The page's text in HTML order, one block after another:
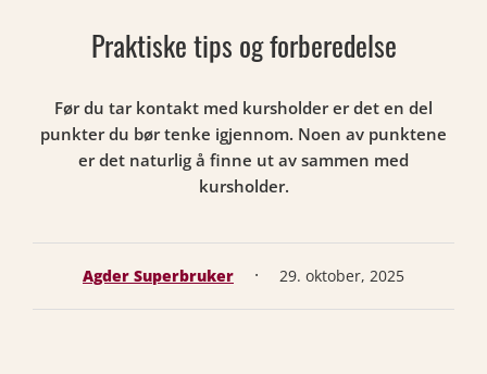
Praktiske tips og forberedelse
Før du tar kontakt med kursholder er det en del
punkter du bør tenke igjennom. Noen av punktene
er det naturlig å finne ut av sammen med
kursholder.
Agder Superbruker · 29. oktober, 2025